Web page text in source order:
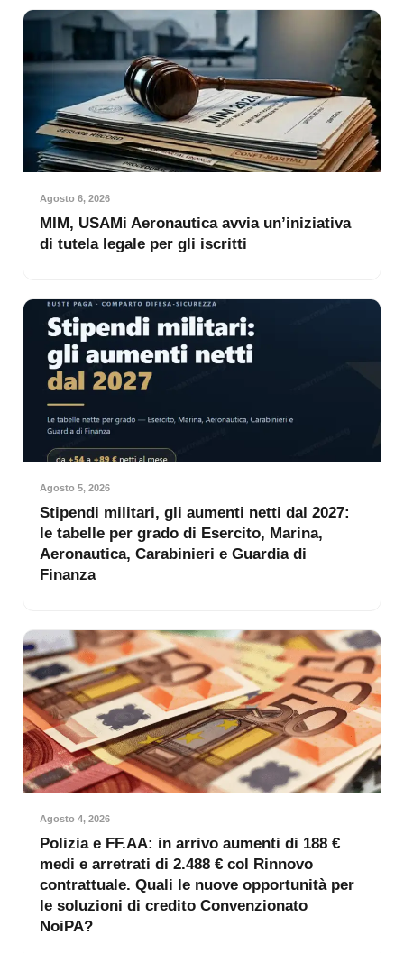
Agosto 6, 2026
MIM, USAMi Aeronautica avvia un’iniziativa
di tutela legale per gli iscritti
Agosto 5, 2026
Stipendi militari, gli aumenti netti dal 2027:
le tabelle per grado di Esercito, Marina,
Aeronautica, Carabinieri e Guardia di
Finanza
Agosto 4, 2026
Polizia e FF.AA: in arrivo aumenti di 188 €
medi e arretrati di 2.488 € col Rinnovo
contrattuale. Quali le nuove opportunità per
le soluzioni di credito Convenzionato
NoiPA?